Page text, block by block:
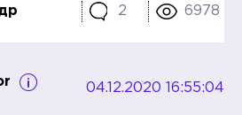
2 6978
04.12.2020 16:55:04